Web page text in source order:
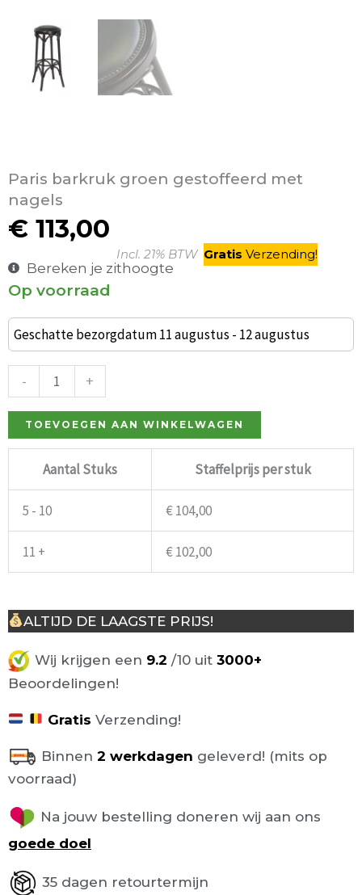
Paris barkruk groen gestoffeerd met
nagels
€ 113,00
Incl. 21% BTW Gratis Verzending!
Bereken je zithoogte
Op voorraad
Geschatte bezorgdatum 11 augustus - 12 augustus
-
barkruk
groen
gestoffeerd
met
nagels
aantal
+
TOEVOEGEN AAN WINKELWAGEN
Aantal Stuks Staffelprijs per stuk
5 - 10 €104,00
11 + €102,00
ALTIJD DE LAAGSTE PRIJS!
Wij krijgen een 9.2 /10 uit 3000+
Beoordelingen!
Gratis Verzending!
Binnen 2 werkdagen geleverd! (mits op
voorraad)
Na jouw bestelling doneren wij aan ons
goede doel
35 dagen retourtermijn